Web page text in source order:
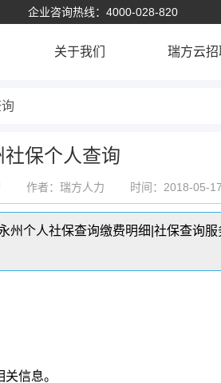
企业咨询热线：4000-028-820
关于我们 瑞方云招
社保个人查询
作者：瑞方人力 时间：2018-05-17
个人社保查询缴费明细|社保查询服
信息。